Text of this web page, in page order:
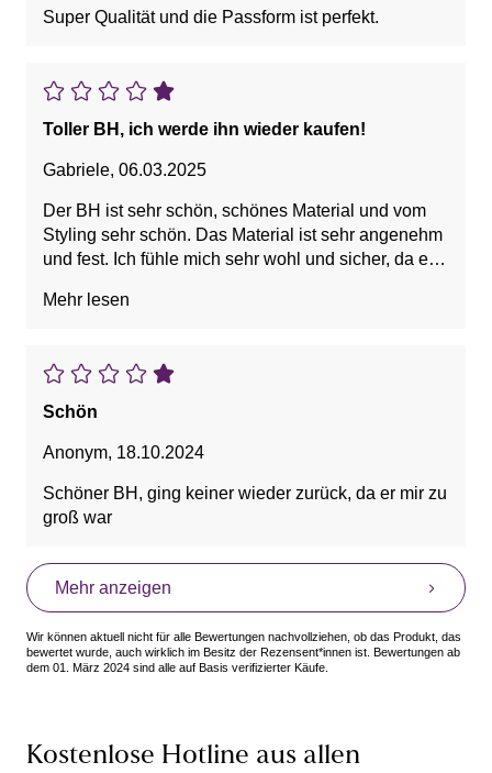
Super Qualität und die Passform ist perfekt.
Toller BH, ich werde ihn wieder kaufen!
Gabriele, 06.03.2025
Der BH ist sehr schön, schönes Material und vom
Styling sehr schön. Das Material ist sehr angenehm
und fest. Ich fühle mich sehr wohl und sicher, da er
Mehr lesen
Schön
Anonym, 18.10.2024
Schöner BH, ging keiner wieder zurück, da er mir zu
groß war
Mehr anzeigen
Wir können aktuell nicht für alle Bewertungen nachvollziehen, ob das Produkt, das
bewertet wurde, auch wirklich im Besitz der Rezensent*innen ist. Bewertungen ab
dem 01. März 2024 sind alle auf Basis verifizierter Käufe.
Kostenlose Hotline aus allen